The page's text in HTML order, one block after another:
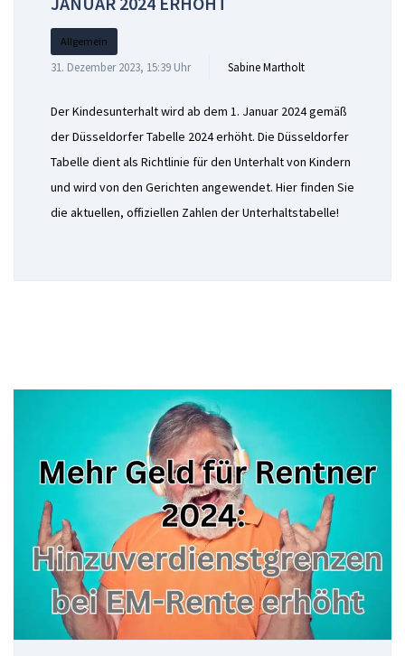
Allgemein
31. Dezember 2023, 15:39 Uhr Sabine Martholt
Der Kindesunterhalt wird ab dem 1. Januar 2024 gemäß
der Düsseldorfer Tabelle 2024 erhöht. Die Düsseldorfer
Tabelle dient als Richtlinie für den Unterhalt von Kindern
und wird von den Gerichten angewendet. Hier finden Sie
die aktuellen, offiziellen Zahlen der Unterhaltstabelle!